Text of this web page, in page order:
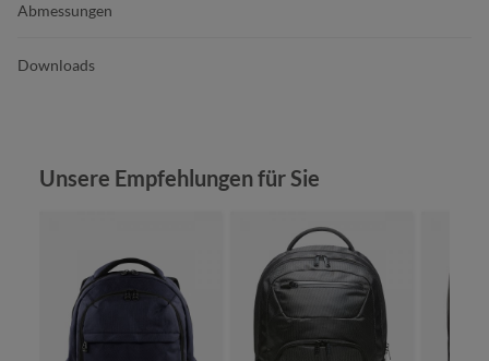
Abmessungen
Downloads
Produktgalerie überspringen
Unsere Empfehlungen für Sie